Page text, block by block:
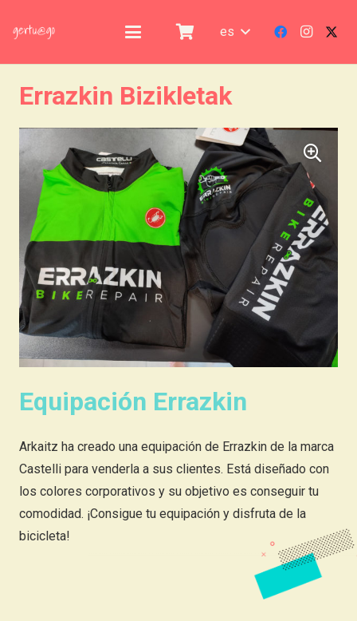
es
Errazkin Bizikletak
Equipación Errazkin
Arkaitz ha creado una equipación de Errazkin de la marca
Castelli para venderla a sus clientes. Está diseñado con
los colores corporativos y su objetivo es conseguir tu
comodidad. ¡Consigue tu equipación y disfruta de la
bicicleta!